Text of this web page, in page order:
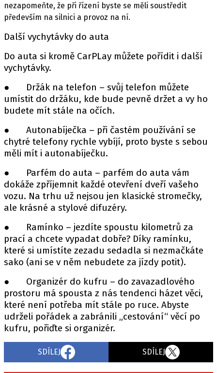
nezapomeňte, že při řízení byste se měli soustředit
především na silnici a provoz na ní.
Další vychytávky do auta
Do auta si kromě CarPLay můžete pořídit i další
vychytávky.
● Držák na telefon – svůj telefon můžete
umístit do držáku, kde bude pevně držet a vy ho
budete mít stále na očích.
● Autonabíječka – při častém používání se
chytré telefony rychle vybíjí, proto byste s sebou
měli mít i autonabíječku.
● Parfém do auta – parfém do auta vám
dokáže zpříjemnit každé otevření dveří vašeho
vozu. Na trhu už nejsou jen klasické stromečky,
ale krásné a stylové difuzéry.
● Ramínko – jezdíte spoustu kilometrů za
prací a chcete vypadat dobře? Díky ramínku,
které si umístíte zezadu sedadla si nezmačkáte
sako (ani se v něm nebudete za jízdy potit).
● Organizér do kufru – do zavazadlového
prostoru má spousta z nás tendenci házet věci,
které není potřeba mít stále po ruce. Abyste
udrželi pořádek a zabránili „cestování“ věcí po
kufru, pořiďte si organizér.
SDÍLEJ SDÍLEJ